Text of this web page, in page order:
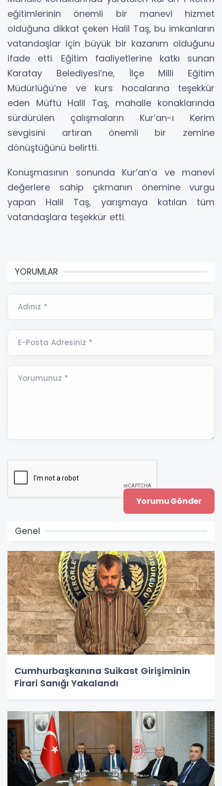
eğitimlerinin önemli bir manevi hizmet
olduğuna dikkat çeken Halil Taş, bu imkanların
vatandaşlar için büyük bir kazanım olduğunu
ifade etti. Eğitim faaliyetlerine katkı sunan
Karatay Belediyesi’ne, İlçe Milli Eğitim
Müdürlüğü’ne ve kurs hocalarına teşekkür
eden Müftü Halil Taş, mahalle konaklarında
sürdürülen çalışmaların Kur’an-ı Kerim
sevgisini artıran önemli bir zemine
dönüştüğünü belirtti.
Konuşmasının sonunda Kur’an’a ve manevi
değerlere sahip çıkmanın önemine vurgu
yapan Halil Taş, yarışmaya katılan tüm
vatandaşlara teşekkür etti.
YORUMLAR
Adınız *
E-Posta Adresiniz *
Yorumunuz *
Genel
Cumhurbaşkanına Suikast Girişiminin
Firari Sanığı Yakalandı